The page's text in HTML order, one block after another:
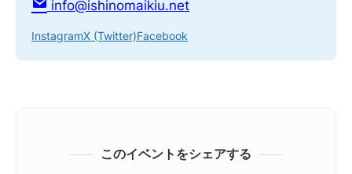
info@ishinomaikiu.net
InstagramX (Twitter)Facebook
このイベントをシェアする